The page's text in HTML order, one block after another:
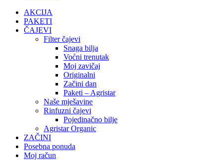
AKCIJA
PAKETI
ČAJEVI
Filter čajevi
Snaga bilja
Voćni trenutak
Moj zavičaj
Originalni
Začini dan
Paketi – Agristar
Naše mješavine
Rinfuzni čajevi
Pojedinačno bilje
Agristar Organic
ZAČINI
Posebna ponuda
Moj račun